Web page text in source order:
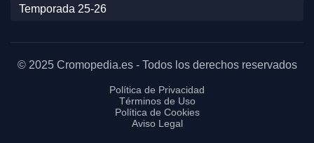
Temporada 25-26
© 2025 Cromopedia.es - Todos los derechos reservados
Política de Privacidad
Términos de Uso
Política de Cookies
Aviso Legal